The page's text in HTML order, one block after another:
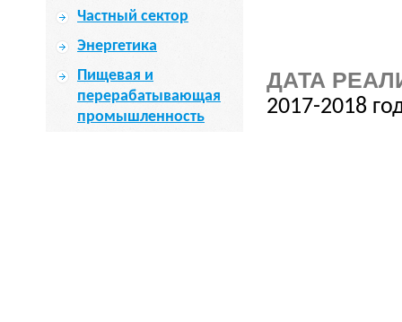
Частный сектор
Энергетика
Пищевая и
перерабатывающая
промышленность
ДАТА
2017-2018